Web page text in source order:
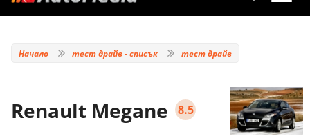
Начало тест драйв - списък тест драйв
Renault Megane 8.5